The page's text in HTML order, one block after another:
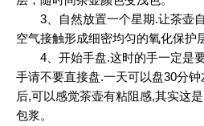
3、自然放置一个星期.让茶壶自
空气接触形成细密均匀的氧化保护
4、开始手盘.这时的手一定是
手请不要直接盘.一天可以盘30分
后,可以感觉茶壶有粘阻感,其实这
包浆。